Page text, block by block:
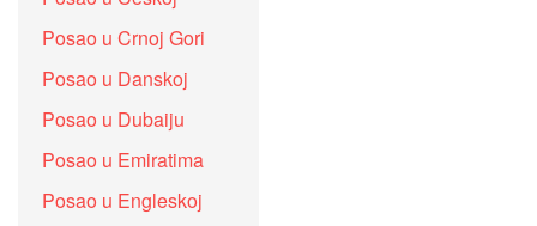
Posao u Crnoj Gori
Posao u Danskoj
Posao u Dubaiju
Posao u Emiratima
Posao u Engleskoj